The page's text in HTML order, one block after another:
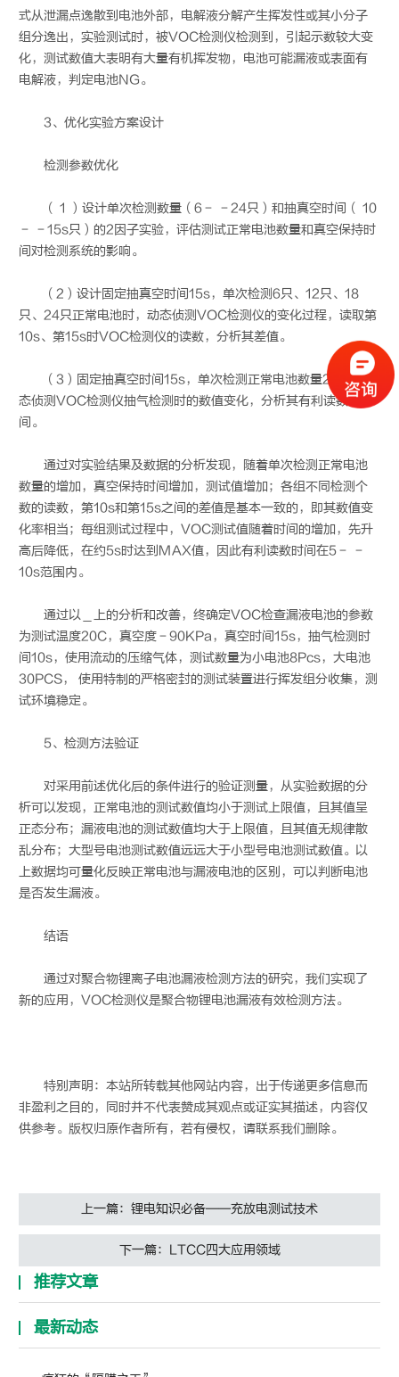
式从泄漏点逸散到电池外部，电解液分解产生挥发性或其小分子
组分逸出，实验测试时，被VOC检测仪检测到，引起示数较大变
化，测试数值大表明有大量有机挥发物，电池可能漏液或表面有
电解液，判定电池NG。
3、优化实验方案设计
检测参数优化
（ 1 ）设计单次检测数量（6－ －24只）和抽真空时间（ 10
－ －15s只）的2因子实验，评估测试正常电池数量和真空保持时
间对检测系统的影响。
（2）设计固定抽真空时间15s，单次检测6只、12只、18
只、24只正常电池时，动态侦测VOC检测仪的变化过程，读取第
10s、第15s时VOC检测仪的读数，分析其差值。
（3）固定抽真空时间15s，单次检测正常电池数量24只，动
态侦测VOC检测仪抽气检测时的数值变化，分析其有利读数时
间。
通过对实验结果及数据的分析发现，随着单次检测正常电池
数量的增加，真空保持时间增加，测试值增加；各组不同检测个
数的读数，第10s和第15s之间的差值是基本一致的，即其数值变
化率相当；每组测试过程中，VOC测试值随着时间的增加，先升
高后降低，在约5s时达到MAX值，因此有利读数时间在5－ －
10s范围内。
通过以＿上的分析和改善，终确定VOC检查漏液电池的参数
为测试温度20C，真空度－90KPa，真空时间15s，抽气检测时
间10s，使用流动的压缩气体，测试数量为小电池8Pcs，大电池
30PCS， 使用特制的严格密封的测试装置进行挥发组分收集，测
试环境稳定。
5、检测方法验证
对采用前述优化后的条件进行的验证测量，从实验数据的分
析可以发现，正常电池的测试数值均小于测试上限值，且其值呈
正态分布；漏液电池的测试数值均大于上限值，且其值无规律散
乱分布；大型号电池测试数值远远大于小型号电池测试数值。以
上数据均可量化反映正常电池与漏液电池的区别，可以判断电池
是否发生漏液。
结语
通过对聚合物锂离子电池漏液检测方法的研究，我们实现了
新的应用，VOC检测仪是聚合物锂电池漏液有效检测方法。
特别声明：本站所转载其他网站内容，出于传递更多信息而
非盈利之目的，同时并不代表赞成其观点或证实其描述，内容仅
供参考。版权归原作者所有，若有侵权，请联系我们删除。
上一篇：锂电知识必备——充放电测试技术
下一篇：LTCC四大应用领域
推荐文章
最新动态